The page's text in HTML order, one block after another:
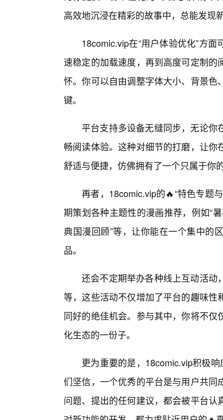
高效地沉浸在精彩的故事中，总能发现
18comic.vip在“用户体验优化”方
速稳定的加载速度，再到高度可定制
怀。你可以自由调整字体大小、背景
键。
平台支持多设备无缝同步，无论
畅阅读体验。这种对细节的打磨，让
舒适与便捷，仿佛拥有了一个只属于你
再者，18comic.vip的🔥“特色专题
期策划各种主题性的漫画推荐，例如“
典国漫回顾”等，让你能在一个集中的
品。
还会不定期举办各种线上互动活动
等，这些活动不仅增加了平台的趣味
同好的绝佳机会。参与其中，你将不
化生态的一份子。
更为重要的是，18comic.vip积极
们坚信，一个优秀的平台是与用户共
问题、提出的任何建议，都会被平台